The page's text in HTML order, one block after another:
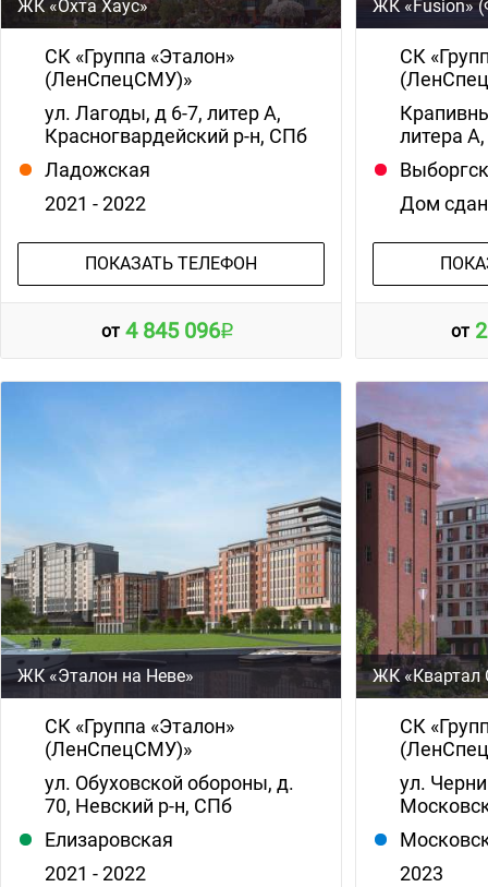
ЖК «Охта Хаус»
СК «Группа «Эталон»
(ЛенСпецСМУ)»
ул. Лагоды, д 6-7, литер А,
Красногвардейский р-н, СПб
Ладожская
2021 - 2022
ПОКАЗАТЬ ТЕЛЕФОН
от 4 845 096
ЖК «Fusion»
СК
литера
Дом сдан
от
ЖК «Эталон на Неве»
СК «Группа «Эталон»
(ЛенСпецСМУ)»
ул. Обуховской обороны, д.
70, Невский р-н, СПб
Елизаровская
2021 - 2022
ЖК «Квартал
СК
ул.
2023